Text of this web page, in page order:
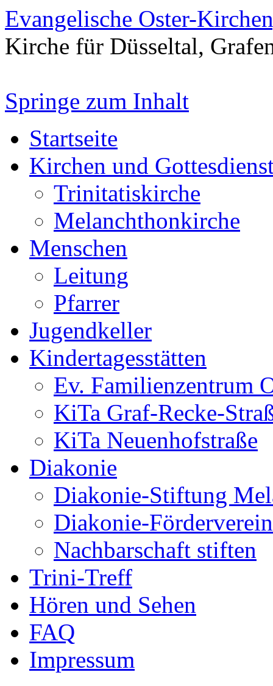
Evangelische Oster-
Kirche für Düsseltal,
Springe zum Inhalt
Startseite
Kirchen und
Trinitatiskirche
Melanchthonkirche
Menschen
Leitung
Pfarrer
Jugendkeller
Kindertagesstätten
Ev. Familienzentrum
KiTa Graf-Recke-
KiTa Neuenhofstraße
Diakonie
Diakonie-Stiftung
Diakonie-
Nachbarschaft stiften
Trini-Treff
Hören und Sehen
FAQ
Impressum